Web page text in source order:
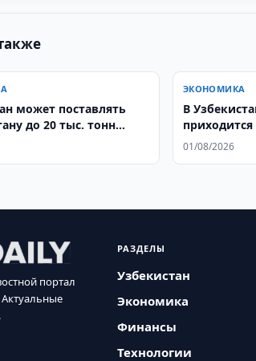
может поставлять
до 20 тыс. тонн
ЭКОНОМИКА
В
01/08/2026
портал
Актуальные
РАЗДЕЛЫ
Узбекистан
Экономика
Финансы
Технологии